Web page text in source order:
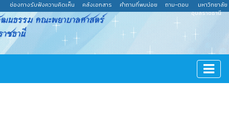
ช่องทางรับฟังความคิดเห็น คลังเอกสาร คำถามที่พบบ่อย ถาม-ตอบ
มหาวิทยาลัย
อุบลราชธานี